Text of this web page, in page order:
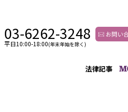
03-6262-3248
平日10:00-18:00(年末年始を除く)
お問い
法律記事